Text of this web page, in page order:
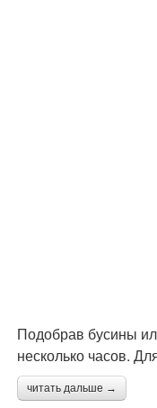
Подобрав бусины
несколько часов.
читать дальше →